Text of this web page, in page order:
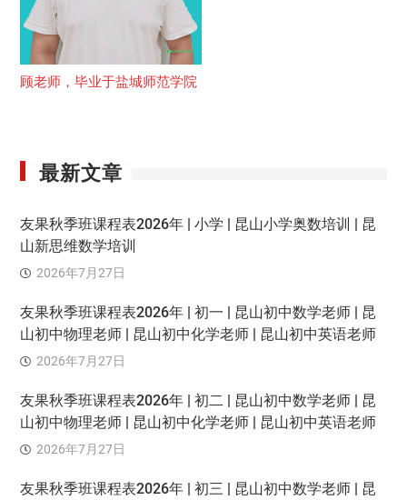
顾老师，毕业于盐城师范学院
最新文章
友果秋季班课程表2026年 | 小学 | 昆山小学奥数培训 | 昆
山新思维数学培训
2026年7月27日
友果秋季班课程表2026年 | 初一 | 昆山初中数学老师 | 昆
山初中物理老师 | 昆山初中化学老师 | 昆山初中英语老师
2026年7月27日
友果秋季班课程表2026年 | 初二 | 昆山初中数学老师 | 昆
山初中物理老师 | 昆山初中化学老师 | 昆山初中英语老师
2026年7月27日
友果秋季班课程表2026年 | 初三 | 昆山初中数学老师 | 昆